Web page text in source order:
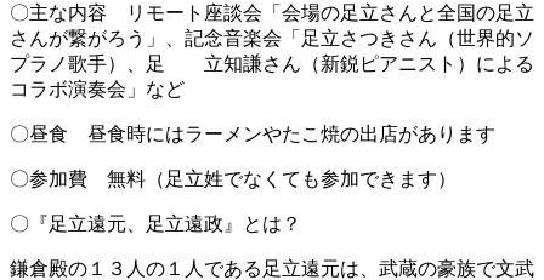
〇主な内容 リモート座談会「会場の足立さんと全国の足立
さんが繋がろう」、記念音楽会「足立さつきさん（世界的ソ
プラノ歌手）、足 立知謙さん（新鋭ピアニスト）による
コラボ演奏会」など
〇昼食 昼食時にはラーメンやたこ焼の出店があります
〇参加費 無料（足立姓でなくても参加できます）
〇『足立遠元、足立遠政』とは？
鎌倉殿の１３人の１人である足立遠元は、武蔵の豪族で文武